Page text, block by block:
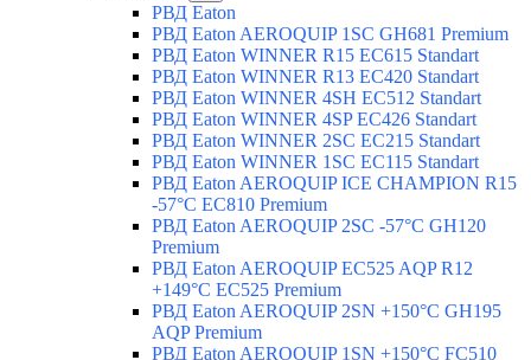
РВД Eaton
РВД Eaton AEROQUIP 1SC GH681 Premium
РВД Eaton WINNER R15 EC615 Standart
РВД Eaton WINNER R13 EC420 Standart
РВД Eaton WINNER 4SH EC512 Standart
РВД Eaton WINNER 4SP EC426 Standart
РВД Eaton WINNER 2SC EC215 Standart
РВД Eaton WINNER 1SC EC115 Standart
РВД Eaton AEROQUIP ICE CHAMPION R15
-57°C EC810 Premium
РВД Eaton AEROQUIP 2SC -57°C GH120
Premium
РВД Eaton AEROQUIP EC525 AQP R12
+149°C EC525 Premium
РВД Eaton AEROQUIP 2SN +150°C GH195
AQP Premium
РВД Eaton AEROQUIP 1SN +150°C FC510